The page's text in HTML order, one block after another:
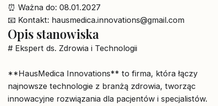
⏰ Ważna do: 08.01.2027
📧 Kontakt: hausmedica.innovations@gmail.com
Opis stanowiska
# Ekspert ds. Zdrowia i Technologii
**HausMedica Innovations** to firma, która łączy
najnowsze technologie z branżą zdrowia, tworząc
innowacyjne rozwiązania dla pacjentów i specjalistów.